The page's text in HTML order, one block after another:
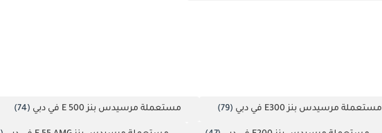
مستعملة مرسيدس بنز E300 في دبي (79) مستعملة مرسيدس بنز E 500 في دبي (74)